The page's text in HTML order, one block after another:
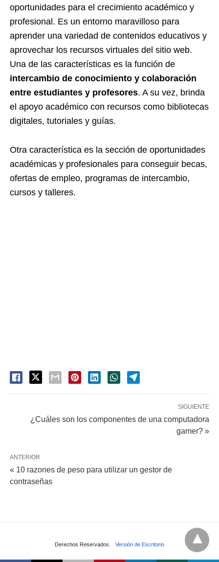
oportunidades para el crecimiento académico y
profesional. Es un entorno maravilloso para
aprender una variedad de contenidos educativos y
aprovechar los recursos virtuales del sitio web.
Una de las características es la función de
intercambio de conocimiento y colaboración
entre estudiantes y profesores. A su vez, brinda
el apoyo académico con recursos como bibliotecas
digitales, tutoriales y guías.
Otra característica es la sección de oportunidades
académicas y profesionales para conseguir becas,
ofertas de empleo, programas de intercambio,
cursos y talleres.
SIGUIENTE
¿Cuáles son los componentes de una computadora
gamer? »
ANTERIOR
« 10 razones de peso para utilizar un gestor de
contraseñas
Derechos Reservados. Versión de Escritorio